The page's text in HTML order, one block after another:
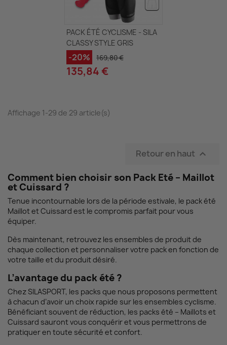
PACK ÉTÉ CYCLISME - SILA
CLASSY STYLE GRIS
-20% 169,80 €
135,84 €
Affichage 1-29 de 29 article(s)
Retour en haut 
Comment bien choisir son Pack Eté – Maillot
et Cuissard ?
Tenue incontournable lors de la période estivale, le pack été
Maillot et Cuissard est le compromis parfait pour vous
équiper.
Dès maintenant, retrouvez les ensembles de produit de
chaque collection et personnaliser votre pack en fonction de
votre taille et du produit désiré.
L’avantage du pack été ?
Chez SILASPORT, les packs que nous proposons permettent
à chacun d’avoir un choix rapide sur les ensembles cyclisme.
Bénéficiant souvent de réduction, les packs été – Maillots et
Cuissard sauront vous conquérir et vous permettrons de
pratiquer en toute sécurité et confort.